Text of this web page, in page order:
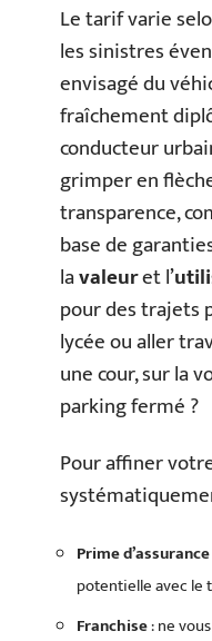
Le tarif varie
les sinistres
envisagé du
fraîchement
conducteur
grimper en
transparence,
base de
lavaleuret l’
pour des trajets
lycée ou aller
une cour, sur la
parking fermé ?
Pour affiner
Prime d’assurance
potentielle avec le
Franchise: ne